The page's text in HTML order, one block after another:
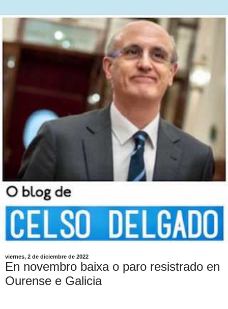
viernes, 2 de diciembre de 2022
En novembro baixa o paro resistrado en
Ourense e Galicia